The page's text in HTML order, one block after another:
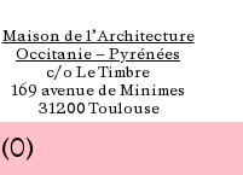
(0)
Maison de l’Architecture
Occitanie — Pyrénées
c/o Le Timbre
169 avenue de Minimes
31200 Toulouse